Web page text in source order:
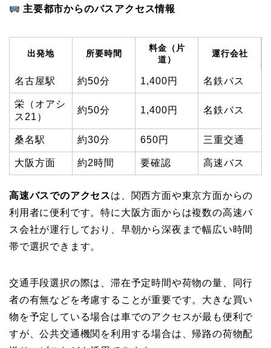
主要都市からのバスアクセス情報
出発地 所要時間
料金（片
道）
運行会社
名古屋駅 約50分 1,400円 名鉄バス
栄（オアシ
ス21）
約50分 1,400円 名鉄バス
桑名駅 約30分 650円 三重交通
大阪方面 約2時間 要確認 高速バス
高速バスでのアクセスは、関西方面や東京方面からの
利用者に便利です。特に大阪方面からは複数の高速バ
ス会社が運行しており、早朝から深夜まで幅広い時間
帯で選択できます。
交通手段選択の際は、滞在予定時間や荷物の量、同行
者の有無などを考慮することが重要です。大きな買い
物を予定している場合は車でのアクセスが最も便利で
すが、公共交通機関を利用する場合は、帰路の荷物配